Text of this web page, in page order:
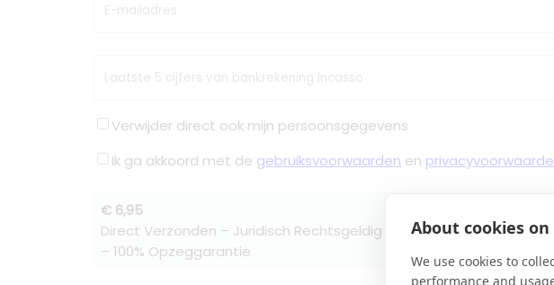
About cookies
We use cookies to
performance and
E-mailadres
Laatste 5 cijfers van bankrekening incasso
Verwijder direct ook mijn persoonsgegevens
Ik ga akkoord met de gebruiksvoorwaarden en
€ 6,95
Direct Verzonden – Juridisch Rechtsgeldig – Bevestiging binnen
– 100% Opzeggarantie